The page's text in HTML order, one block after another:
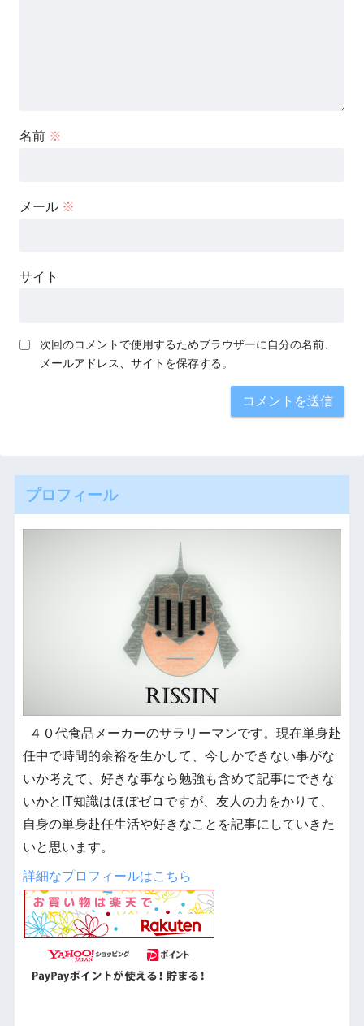
名前 ※
メール ※
サイト
次回のコメントで使用するためブラウザーに自分の名前、
メールアドレス、サイトを保存する。
プロフィール
４０代食品メーカーのサラリーマンです。現在単身赴
任中で時間的余裕を生かして、今しかできない事がな
いか考えて、好きな事なら勉強も含めて記事にできな
いかとIT知識はほぼゼロですが、友人の力をかりて、
自身の単身赴任生活や好きなことを記事にしていきた
いと思います。
詳細なプロフィールはこちら